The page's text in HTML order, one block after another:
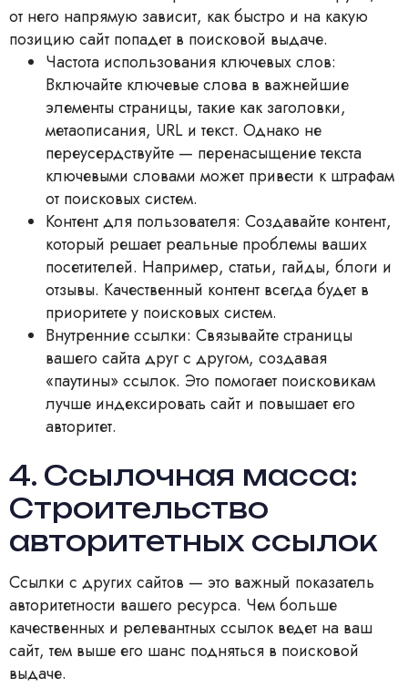
от него напрямую зависит, как быстро и на какую
позицию сайт попадет в поисковой выдаче.
Частота использования ключевых слов:
Включайте ключевые слова в важнейшие
элементы страницы, такие как заголовки,
метаописания, URL и текст. Однако не
переусердствуйте — перенасыщение текста
ключевыми словами может привести к штрафам
от поисковых систем.
Контент для пользователя: Создавайте контент,
который решает реальные проблемы ваших
посетителей. Например, статьи, гайды, блоги и
отзывы. Качественный контент всегда будет в
приоритете у поисковых систем.
Внутренние ссылки: Связывайте страницы
вашего сайта друг с другом, создавая
«паутины» ссылок. Это помогает поисковикам
лучше индексировать сайт и повышает его
авторитет.
4. Ссылочная масса:
Строительство
авторитетных ссылок
Ссылки с других сайтов — это важный показатель
авторитетности вашего ресурса. Чем больше
качественных и релевантных ссылок ведет на ваш
сайт, тем выше его шанс подняться в поисковой
выдаче.